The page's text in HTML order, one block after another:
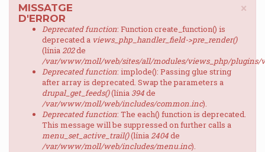
×
MISSATGE
D'ERROR
Deprecated function: Function create_function() is
deprecated a views_php_handler_field->pre_render()
(línia202de
/var/www/moll/web/sites/all/modules/views_php/plugins/
Deprecated function: implode(): Passing glue string
after array is deprecated. Swap the parameters a
drupal_get_feeds()(línia 394de
/var/www/moll/web/includes/common.inc).
Deprecated function: The each() function is deprecated.
This message will be suppressed on further calls a
menu_set_active_trail()(línia2404de
/var/www/moll/web/includes/menu.inc).